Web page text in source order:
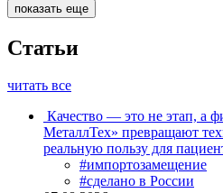
показать еще
Статьи
читать все
Качество — это не этап, а
МеталлТех» превращают
реальную пользу для
#импортозамещение
#сделано в России